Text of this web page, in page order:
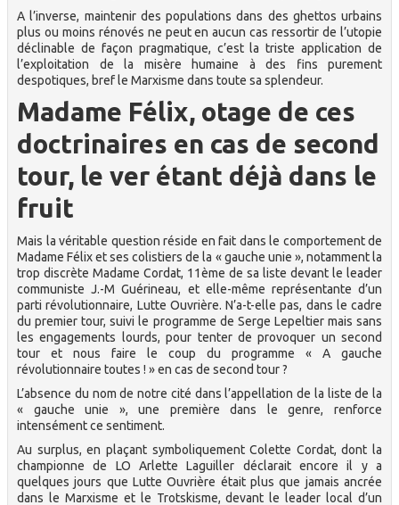
A l’inverse, maintenir des populations dans des ghettos urbains
plus ou moins rénovés ne peut en aucun cas ressortir de l’utopie
déclinable de façon pragmatique, c’est la triste application de
l’exploitation de la misère humaine à des fins purement
despotiques, bref le Marxisme dans toute sa splendeur.
Madame Félix, otage de ces
doctrinaires en cas de second
tour, le ver étant déjà dans le
fruit
Mais la véritable question réside en fait dans le comportement de
Madame Félix et ses colistiers de la « gauche unie », notamment la
trop discrète Madame Cordat, 11ème de sa liste devant le leader
communiste J.-M Guérineau, et elle-même représentante d’un
parti révolutionnaire, Lutte Ouvrière. N’a-t-elle pas, dans le cadre
du premier tour, suivi le programme de Serge Lepeltier mais sans
les engagements lourds, pour tenter de provoquer un second
tour et nous faire le coup du programme « A gauche
révolutionnaire toutes ! » en cas de second tour ?
L’absence du nom de notre cité dans l’appellation de la liste de la
« gauche unie », une première dans le genre, renforce
intensément ce sentiment.
Au surplus, en plaçant symboliquement Colette Cordat, dont la
championne de LO Arlette Laguiller déclarait encore il y a
quelques jours que Lutte Ouvrière était plus que jamais ancrée
dans le Marxisme et le Trotskisme, devant le leader local d’un